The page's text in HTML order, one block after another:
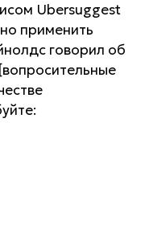
Ubersuggest
применить
говорил об